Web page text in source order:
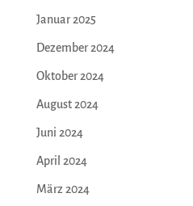
Januar 2025
Dezember 2024
Oktober 2024
August 2024
Juni 2024
April 2024
März 2024